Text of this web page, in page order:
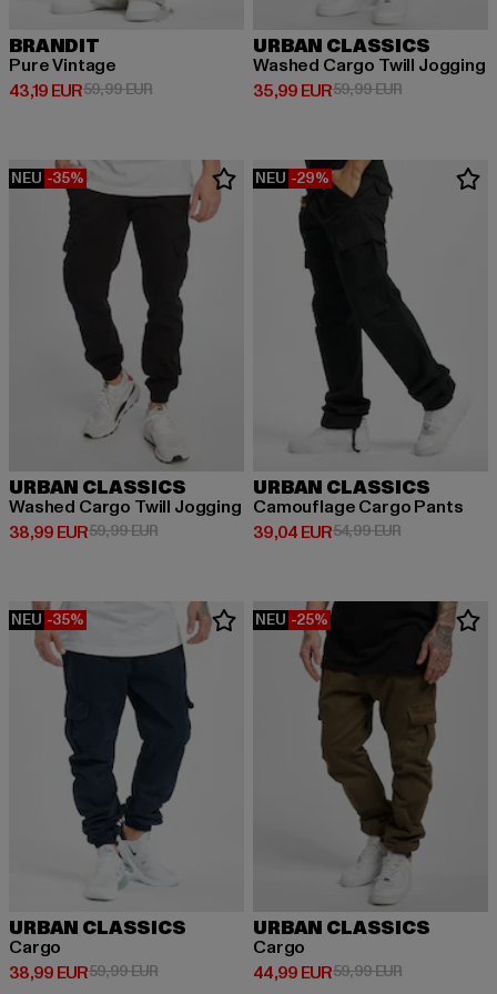
BRANDIT
Pure Vintage
43,19 EUR
Derzeitiger Preis: 43,19 EUR
59,99 EURAktionspreis: 59,99 EUR
URBAN CLASSICS
Washed Cargo Twill Jogging
35,99 EUR
Derzeitiger Preis: 35,99 EUR
59,99 EURAktionspreis:
NEU -35%
URBAN CLASSICS
Washed Cargo Twill Jogging
38,99 EUR
Derzeitiger Preis: 38,99 EUR
59,99 EURAktionspreis: 59,99 EUR
NEU -29%
URBAN CLASSICS
Camouflage Cargo Pants
39,04 EUR
Derzeitiger Preis: 39,04 EUR
54,99 EURAktionspreis:
NEU -35%
URBAN CLASSICS
Cargo
38,99 EUR
Derzeitiger Preis: 38,99 EUR
59,99 EURAktionspreis: 59,99 EUR
NEU -25%
URBAN CLASSICS
Cargo
44,99 EUR
Derzeitiger Preis: 44,99 EUR
59,99 EURAktionspreis: